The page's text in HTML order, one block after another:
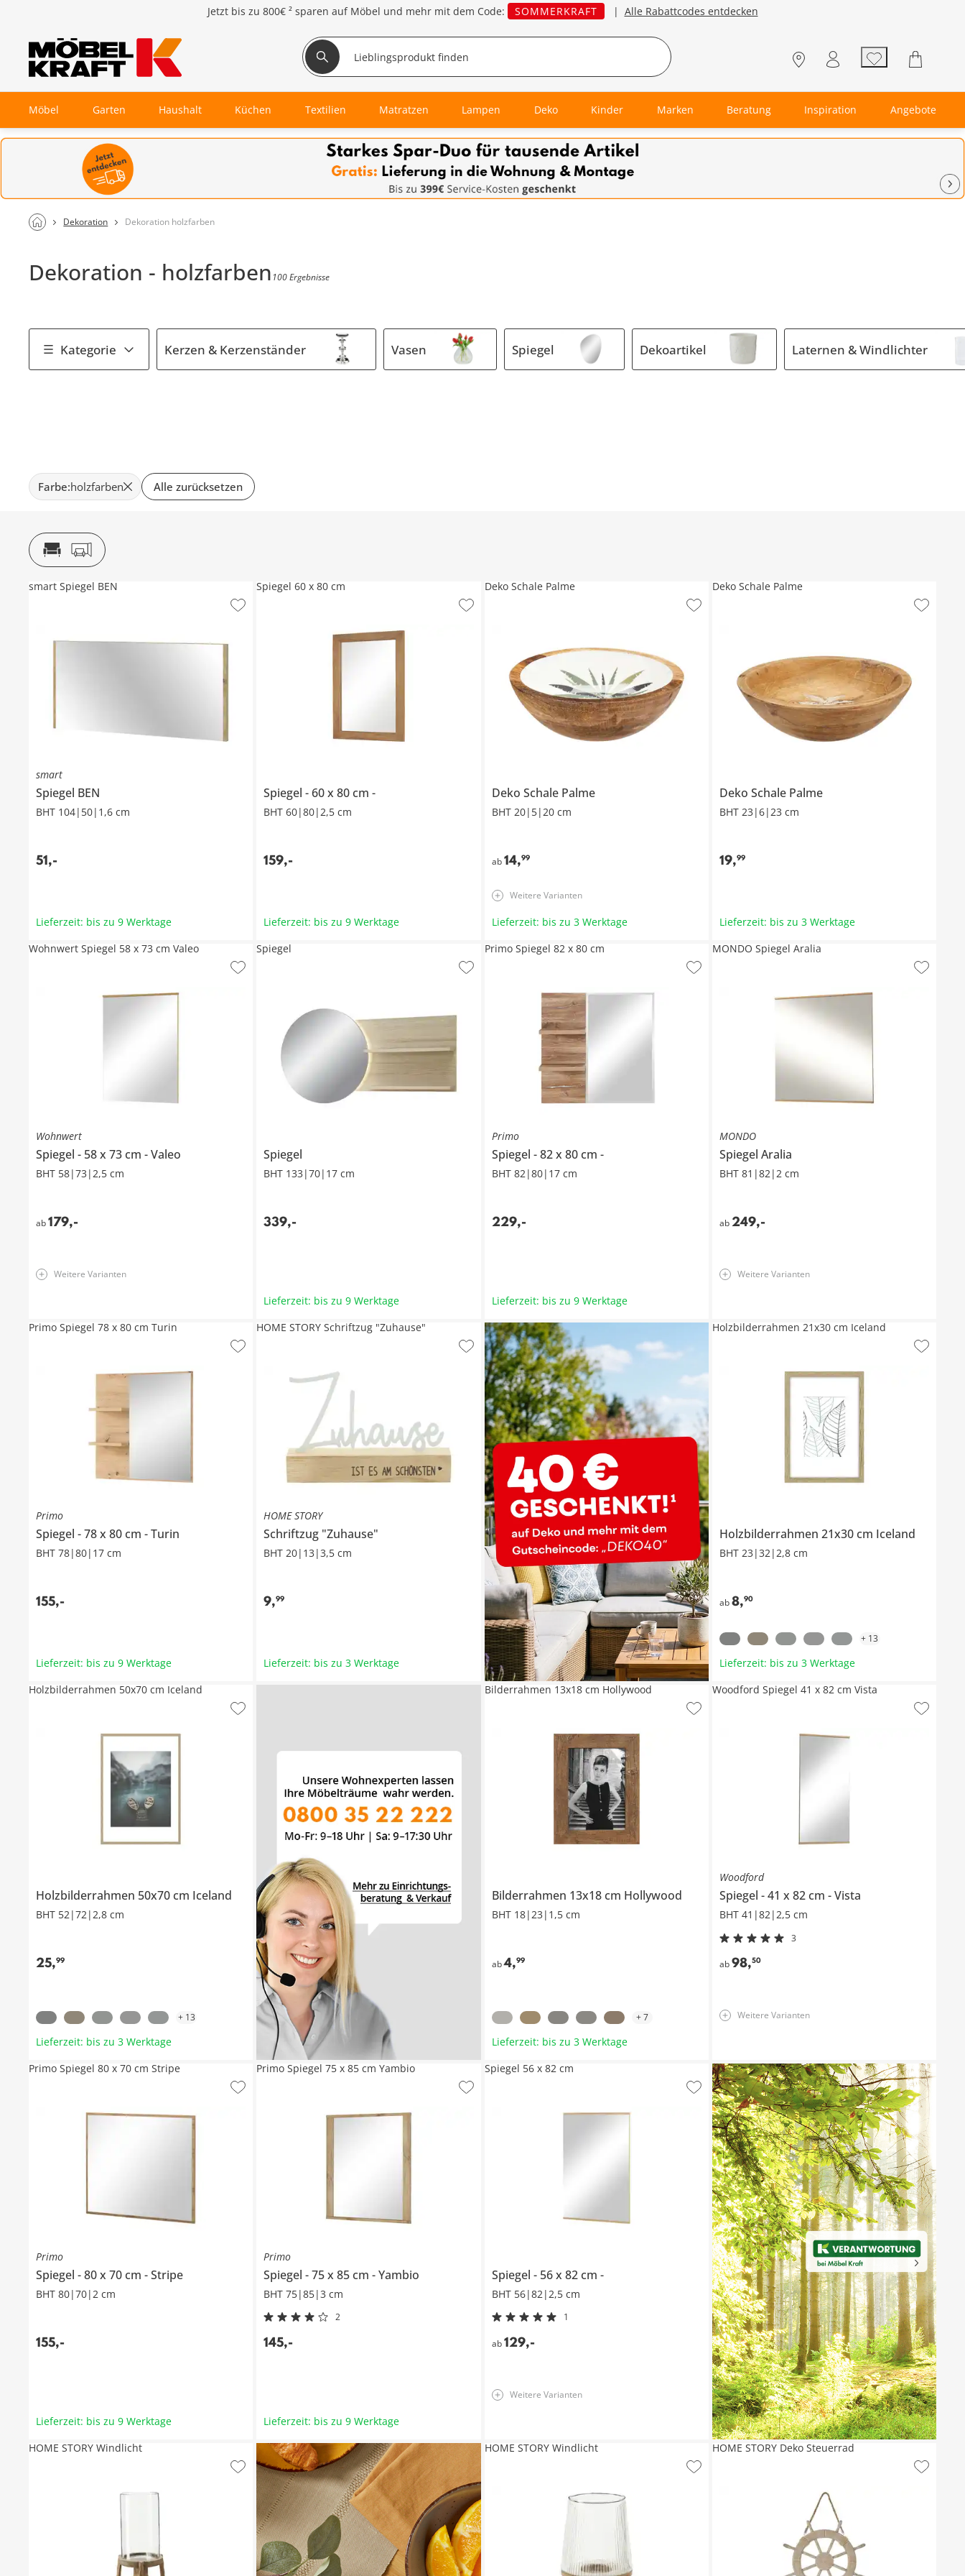
Jetzt bis zu 800€ ² sparen auf Möbel und mehr mit dem Code: SOMMERKRAFT | Alle Rabattcodes entdecken
Möbel Garten Haushalt Küchen Textilien Matratzen Lampen Deko Kinder Marken Beratung Inspiration Angebote
Dekoration Dekoration holzfarben
Dekoration - holzfarben 100 Ergebnisse
Kategorie Kerzen & Kerzenständer Vasen Spiegel Dekoartikel Laternen & Windlichter
Farbe:holzfarben Alle zurücksetzen
smart
Spiegel BEN
BHT 104|50|1,6 cm
51,-
smart Spiegel BEN
Lieferzeit: bis zu 9 Werktage
Spiegel 60 x 80 cm
BHT 60|80|2,5 cm
159,-
Spiegel 60 x 80 cm
Lieferzeit: bis zu 9 Werktage
Deko Schale Palme
BHT 20|5|20 cm
ab 14,99
Deko Schale Palme
Weitere Varianten
Lieferzeit: bis zu 3 Werktage
Deko Schale Palme
BHT 23|6|23 cm
19,99
Deko Schale Palme
Lieferzeit: bis zu 3 Werktage
Wohnwert
Spiegel 58 x 73 cm Valeo
BHT 58|73|2,5 cm
ab179,-
Wohnwert Spiegel 58 x 73 cm Valeo
Weitere Varianten
Spiegel
BHT 133|70|17 cm
339,-
Spiegel
Lieferzeit: bis zu 9 Werktage
Primo
Spiegel 82 x 80 cm
BHT 82|80|17 cm
229,-
Primo Spiegel 82 x 80 cm
Lieferzeit: bis zu 9 Werktage
MONDO
Spiegel Aralia
BHT 81|82|2 cm
ab 249,-
MONDO Spiegel Aralia
Weitere Varianten
Primo
Spiegel 78 x 80 cm Turin
BHT 78|80|17 cm
155,-
Primo Spiegel 78 x 80 cm Turin
Lieferzeit: bis zu 9 Werktage
HOME STORY
Schriftzug "Zuhause"
BHT 20|13|3,5 cm
9,99
HOME STORY Schriftzug "Zuhause"
Lieferzeit: bis zu 3 Werktage
Holzbilderrahmen 21x30 cm Iceland
BHT 23|32|2,8 cm
ab 8,90
Holzbilderrahmen 21x30 cm Iceland
+ 13
Lieferzeit: bis zu 3 Werktage
Holzbilderrahmen 50x70 cm Iceland
BHT 52|72|2,8 cm
25,99
Holzbilderrahmen 50x70 cm Iceland
+ 13
Lieferzeit: bis zu 3 Werktage
Bilderrahmen 13x18 cm Hollywood
BHT 18|23|1,5 cm
ab4,99
Bilderrahmen 13x18 cm Hollywood
+7
Lieferzeit: bis zu 3 Werktage
Woodford
Spiegel 41 x 82 cm Vista
BHT 41|82|2,5 cm
3
ab 98,50
Woodford Spiegel 41 x 82 cm Vista
Weitere Varianten
Primo
Spiegel 80 x 70 cm Stripe
BHT 80|70|2 cm
155,-
Primo Spiegel 80 x 70 cm Stripe
Lieferzeit: bis zu 9 Werktage
Primo
Spiegel 75 x 85 cm Yambio
BHT 75|85|3 cm
2
145,-
Primo Spiegel 75 x 85 cm Yambio
Lieferzeit: bis zu 9 Werktage
Spiegel 56 x 82 cm
BHT 56|82|2,5 cm
1
ab 129,-
Spiegel 56 x 82 cm
Weitere Varianten
HOME STORY Windlicht HOME STORY Windlicht HOME STORY Deko Steuerrad